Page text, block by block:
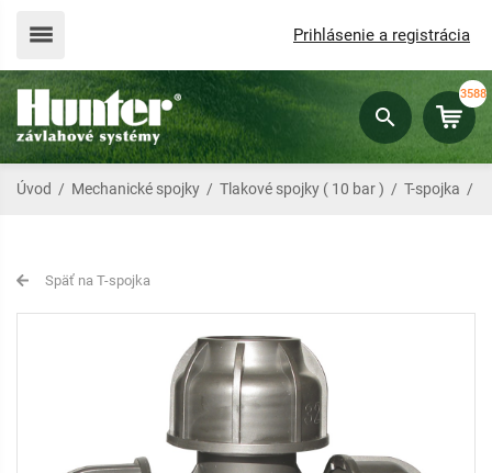
Prihlásenie a registrácia
3588
Úvod / Mechanické spojky / Tlakové spojky ( 10 bar ) / T-spojka /
Späť na T-spojka